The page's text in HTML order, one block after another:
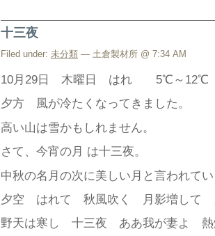
十三夜
Filed under: 未分類 — 土倉製材所 @ 7:34 AM
10月29日 木曜日 はれ 5℃～12℃
夕方 風が冷たくなってきました。
高い山は雪かもしれません。
さて、今宵の月 は十三夜。
中秋の名月の次に美しい月と言われて
夕空 はれて 秋風吹く 月影増して
野天は寒し 十三夜 ああ我が妻よ 熱